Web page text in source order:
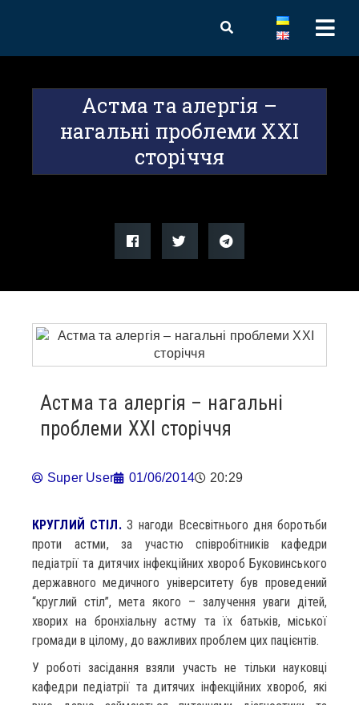
Астма та алергія –
нагальні проблеми XXI
сторіччя
Астма та алергія – нагальні
проблеми XXI сторіччя
Super User 01/06/2014 20:29
КРУГЛИЙ СТІЛ.З нагоди Всесвітнього дня боротьби
проти астми, за участю співробітників кафедри
педіатрії та дитячих інфекційних хвороб Буковинського
державного медичного університету був проведений
“круглий стіл”, мета якого – залучення уваги дітей,
хворих на бронхіальну астму та їх батьків, міської
громади в цілому, до важливих проблем цих пацієнтів.
У роботі засідання взяли участь не тільки науковці
кафедри педіатрії та дитячих інфекційних хвороб, які